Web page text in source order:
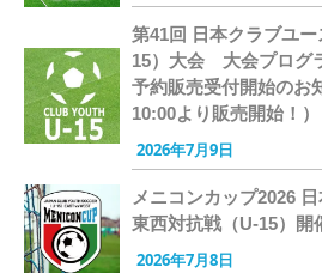
第41回 日本クラブユ
15）大会 大会プログ
予約販売受付開始のお
10:00より販売開始！）
2026年7月9日
メニコンカップ2026
東西対抗戦（U-15）開
2026年7月8日